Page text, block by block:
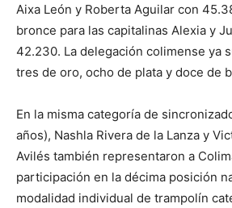
Aixa León y Roberta Aguilar con
bronce para las capitalinas Alexia y
42.230. La delegación colimense ya
tres de oro, ocho de plata y doce de
En la misma categoría de
años), Nashla Rivera de la Lanza y
Avilés también representaron a
participación en la décima posición
modalidad individual de trampolín